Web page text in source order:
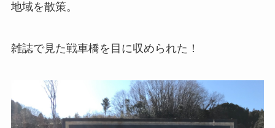
地域を散策。
雑誌で見た戦車橋を目に収められた！